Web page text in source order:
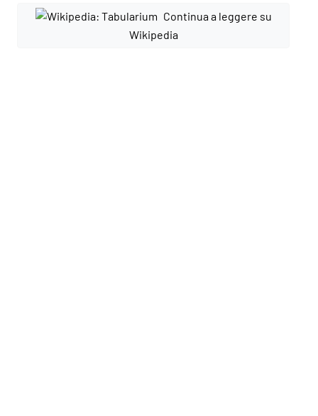
Continua a leggere su
Wikipedia